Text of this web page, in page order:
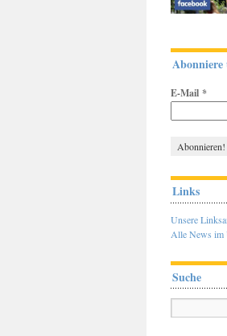
Abonniere
E-Mail *
Links
Unsere
Alle News im
Suche